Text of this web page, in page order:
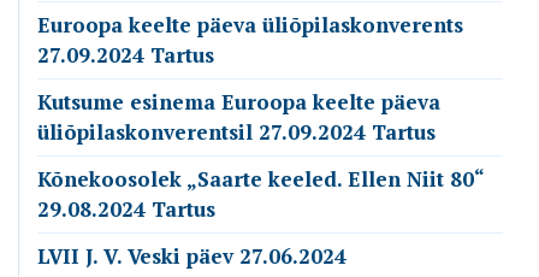
Euroopa keelte päeva üliõpilaskonverents
27.09.2024 Tartus
Kutsume esinema Euroopa keelte päeva
üliõpilaskonverentsil 27.09.2024 Tartus
Kõnekoosolek „Saarte keeled. Ellen Niit 80“
29.08.2024 Tartus
LVII J. V. Veski päev 27.06.2024
Registrikood: 80075963
Arvelduskonto: EE862200001120045326
© Copyright 2020. Kõik õigused kaitstud.